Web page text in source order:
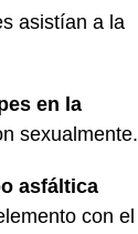
asistían a la
en la
sexualmente.
asfáltica
con el